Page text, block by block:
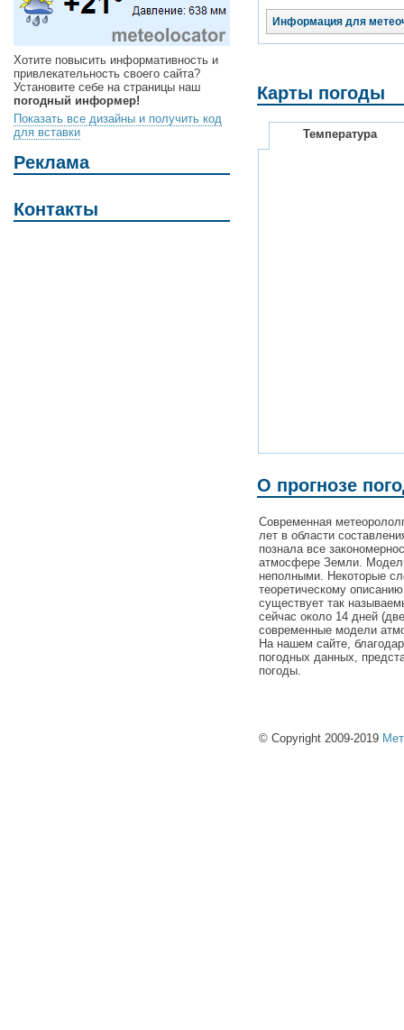
Хотите повысить информативность и
привлекательность своего сайта?
Установите себе на страницы наш
погодный информер!
Показать все дизайны и получить код
для вставки
Реклама
Контакты
Информация для
Карты погоды
Температура
О прогнозе
Современная
лет в области
познала все
атмосфере Земли.
неполными. Некоторые
теоретическому
существует так
сейчас около 14 дней
современные модели
На нашем сайте,
погодных данных,
погоды.
© Copyright 2009-2019